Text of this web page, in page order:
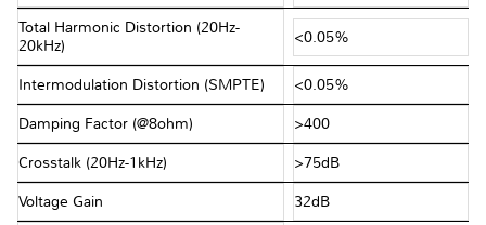
Total Harmonic Distortion (20Hz-
20kHz)
<0.05%
Intermodulation Distortion (SMPTE) <0.05%
Damping Factor (@8ohm) >400
Crosstalk (20Hz-1kHz) >75dB
Voltage Gain 32dB